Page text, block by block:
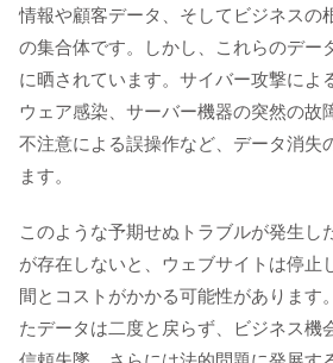
情報や顧客データ、そしてビジネスの
の集合体です。しかし、これらのデー
に晒されています。サイバー攻撃によ
ウェア感染、サーバー機器の突然の故
不注意による誤操作など、データ消失
ます。
このような予期せぬトラブルが発生し
が存在しないと、ウェブサイトは停止
間とコストがかかる可能性があります
たデータは二度と戻らず、ビジネス機